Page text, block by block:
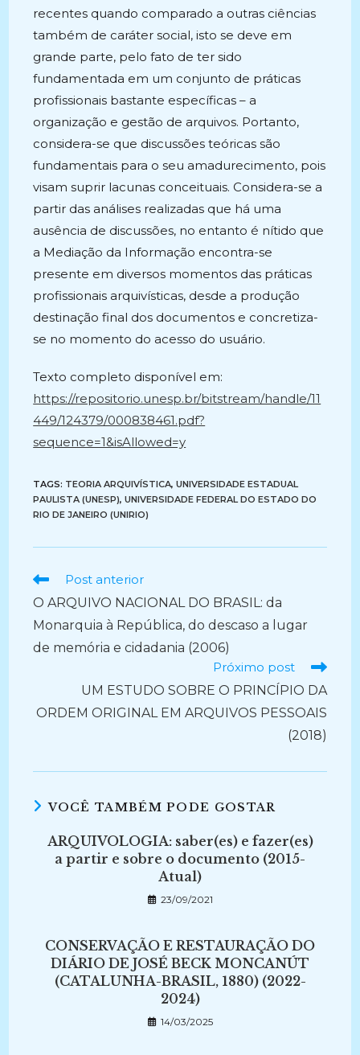
recentes quando comparado a outras ciências
também de caráter social, isto se deve em
grande parte, pelo fato de ter sido
fundamentada em um conjunto de práticas
profissionais bastante específicas – a
organização e gestão de arquivos. Portanto,
considera-se que discussões teóricas são
fundamentais para o seu amadurecimento, pois
visam suprir lacunas conceituais. Considera-se a
partir das análises realizadas que há uma
ausência de discussões, no entanto é nítido que
a Mediação da Informação encontra-se
presente em diversos momentos das práticas
profissionais arquivísticas, desde a produção
destinação final dos documentos e concretiza-
se no momento do acesso do usuário.
Texto completo disponível em:
https://repositorio.unesp.br/bitstream/handle/11
449/124379/000838461.pdf?
sequence=1&isAllowed=y
TAGS: TEORIA ARQUIVÍSTICA, UNIVERSIDADE ESTADUAL
PAULISTA (UNESP), UNIVERSIDADE FEDERAL DO ESTADO DO
RIO DE JANEIRO (UNIRIO)
Ler
artigos
Post anterior
O ARQUIVO NACIONAL DO BRASIL: da
Monarquia à República, do descaso a lugar
de memória e cidadania (2006)
Próximo post
UM ESTUDO SOBRE O PRINCÍPIO DA
ORDEM ORIGINAL EM ARQUIVOS PESSOAIS
(2018)
VOCÊ TAMBÉM PODE GOSTAR
ARQUIVOLOGIA: saber(es) e fazer(es)
a partir e sobre o documento (2015-
Atual)
23/09/2021
CONSERVAÇÃO E RESTAURAÇÃO DO
DIÁRIO DE JOSÉ BECK MONCANÚT
(CATALUNHA-BRASIL, 1880) (2022-
2024)
14/03/2025